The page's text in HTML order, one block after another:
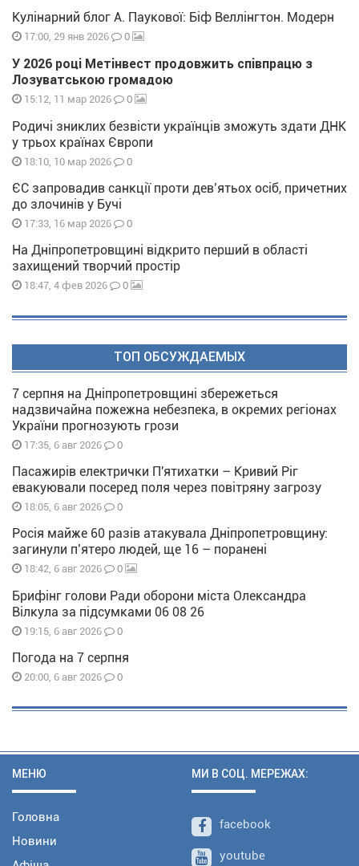
Кулінарний блог А. Паукової: Біф Веллінгтон. Модерн
17:00, 29 янв 2026 0
У 2026 році Метінвест продовжить співпрацю з
Лозуватською громадою
15:12, 11 мар 2026 0
Родичі зниклих безвісти українців зможуть здати ДНК
у трьох країнах Європи
18:10, 10 мар 2026 0
ЄС запровадив санкції проти дев’ятьох осіб, причетних
до злочинів у Бучі
17:33, 16 мар 2026 0
На Дніпропетровщині відкрито перший в області
захищений творчий простір
18:47, 4 фев 2026 0
ТОП ОБСУЖДАЕМЫХ
7 серпня на Дніпропетровщині збережеться
надзвичайна пожежна небезпека, в окремих регіонах
України прогнозують грози
17:35, 6 авг 2026 0
Пасажирів електрички П'ятихатки – Кривий Ріг
евакуювали посеред поля через повітряну загрозу
18:05, 6 авг 2026 0
Росія майже 60 разів атакувала Дніпропетровщину:
загинули п’ятеро людей, ще 16 – поранені
18:42, 6 авг 2026 0
Брифінг голови Ради оборони міста Олександра
Вілкула за підсумками 06 08 26
19:15, 6 авг 2026 0
Погода на 7 серпня
20:00, 6 авг 2026 0
МЕНЮ
Головна
Новини
МИ В СОЦ. МЕРЕЖАХ:
facebook
youtube